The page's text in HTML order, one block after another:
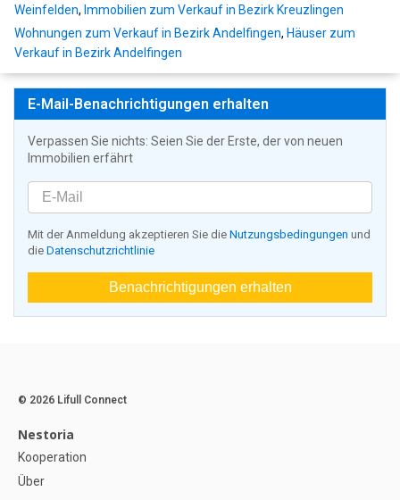
Weinfelden, Immobilien zum Verkauf in Bezirk Kreuzlingen
Wohnungen zum Verkauf in Bezirk Andelfingen, Häuser zum
Verkauf in Bezirk Andelfingen
E-Mail-Benachrichtigungen erhalten
Verpassen Sie nichts: Seien Sie der Erste, der von neuen
Immobilien erfährt
Mit der Anmeldung akzeptieren Sie die Nutzungsbedingungen und
die Datenschutzrichtlinie
Benachrichtigungen erhalten
© 2026 Lifull Connect
Nestoria
Kooperation
Über